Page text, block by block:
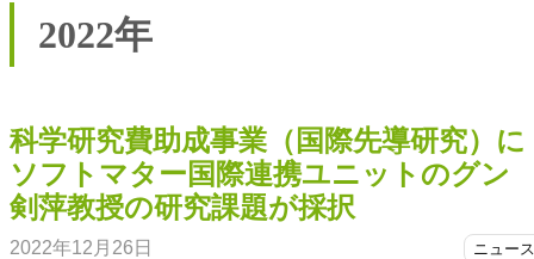
2022年
科学研究費助成事業（国際先導研究）に
ソフトマター国際連携ユニットのグン
剣萍教授の研究課題が採択
ニュース
2022年12月26日